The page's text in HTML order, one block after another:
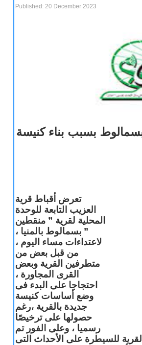
Published: 20 December 2023
بسبب بناء كنيسة
تعرض أقباط قرية
العزيب التابعة للوحدة
المحلية لقرية ” منقطين
” بسمالوط بالمنيا ،
لاعتداءات مساء اليوم ،
من قبل بعض من
متطرفين القرية وبعض
القرى المجاورة ،
احتجاجا على البدء فى
وضع أساسات كنيسة
جديدة بالقرية ،رغم
حصولها على ترخيصًا
رسميا ، وعلى الفور تم
للسيطرة على الأحداث التى